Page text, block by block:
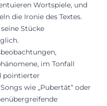
Wortspiele, und
die Ironie des Textes.
Stücke
im Tonfall
pointierter
wie „Pubertät“ oder